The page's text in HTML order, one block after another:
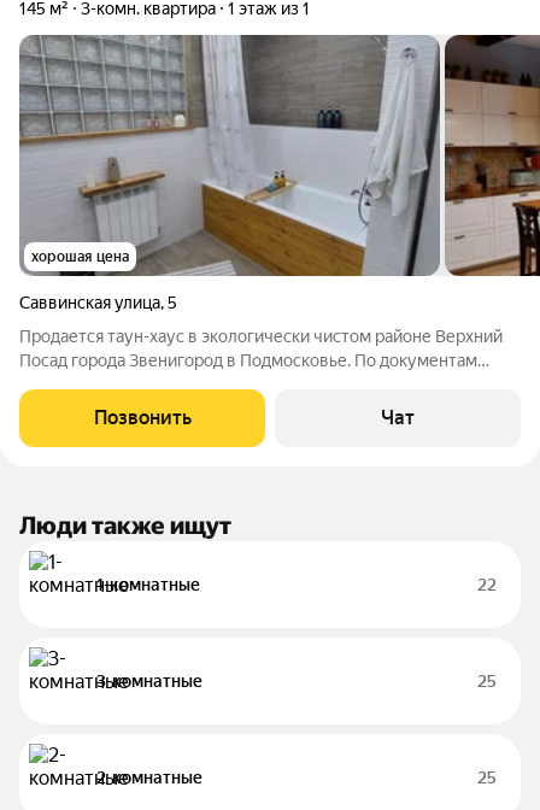
145 м² 3-комн. квартира 1 этаж из 1
хорошая цена
Саввинская улица,5
Продается таун-хаус в экологически чистом районе Верхний
Посад города Звенигород в Подмосковье. По документам
Организовано 3 уровня, а так же имеется дополнительное
цокольное помещение 30
Позвонить Чат
Люди также ищут
1-комнатные 22
3-комнатные 25
2-комнатные 25